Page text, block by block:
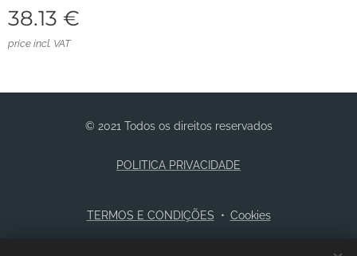
38.13 €
price incl. VAT
© 2021 Todos os direitos reservados
POLITICA PRIVACIDADE
TERMOS E CONDIÇÕES Cookies